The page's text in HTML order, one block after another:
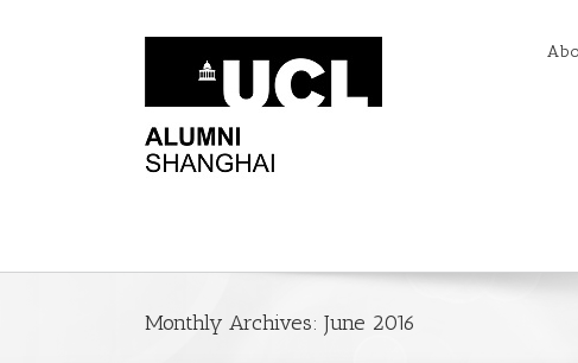
Monthly Archives: June 2016